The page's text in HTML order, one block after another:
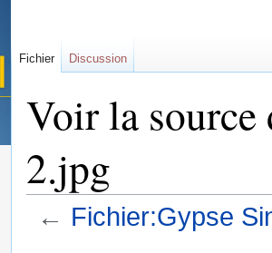
Voir la source
2.jpg
← Fichier:Gypse
Fichier Discussion